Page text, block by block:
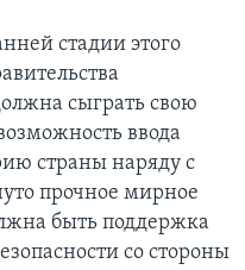
стадии этого
сыграть свою
ввода
страны наряду с
прочное мирное
быть поддержка
со стороны